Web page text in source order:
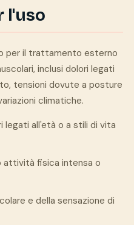
l'uso
per il trattamento esterno
inclusi dolori legati
tensioni dovute a posture
climatiche.
legati all'età o a stili di vita
attività fisica intensa o
e della sensazione di